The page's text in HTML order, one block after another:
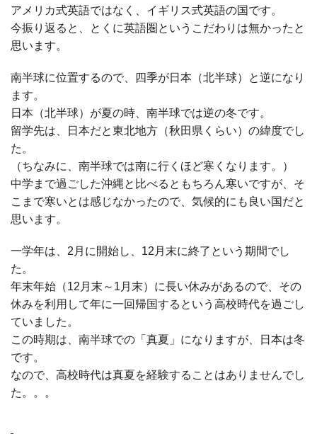
アメリカ式英語ではなく、イギリス式英語の国です。
今振り返ると、とくに英語圏というこだわりは無かったと
思います。
南半球に位置するので、四季が日本（北半球）と逆になり
ます。
日本（北半球）が夏の時、南半球では逆の冬です。
留学先は、日本だと東北地方（秋田県くらい）の緯度でし
た。
（ちなみに、南半球では南に行くほど寒くなります。）
中学まで過ごした沖縄と比べるともちろん寒いですが、そ
こまで寒いとは感じなかったので、気候的にも良い国だと
思います。
一学年は、 2 月に開始し、 12 月末に終了という期間でし
た。
年末年始（12 月末～ 1 月末）に長い休みがあるので、その
休みを利用して年に一回帰国するという高校時代を過ごし
ていました。
この時期は、南半球での「真夏」になりますが、日本は冬
です。
なので、高校時代は真夏を経験することはありませんでし
た。。。